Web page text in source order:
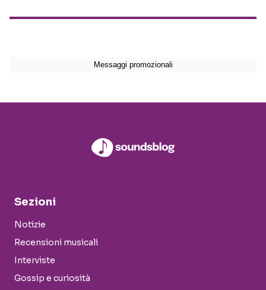
Sezioni
Notizie
Recensioni musicali
Interviste
Gossip e curiosità